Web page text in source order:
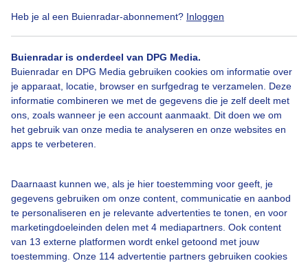
Heb je al een Buienradar-abonnement? Inloggen
Buienradar is onderdeel van DPG Media.
Buienradar en DPG Media gebruiken cookies om informatie over
je apparaat, locatie, browser en surfgedrag te verzamelen. Deze
informatie combineren we met de gegevens die je zelf deelt met
ons, zoals wanneer je een account aanmaakt. Dit doen we om
het gebruik van onze media te analyseren en onze websites en
apps te verbeteren.
Daarnaast kunnen we, als je hier toestemming voor geeft, je
gegevens gebruiken om onze content, communicatie en aanbod
te personaliseren en je relevante advertenties te tonen, en voor
marketingdoeleinden delen met 4 mediapartners. Ook content
van 13 externe platformen wordt enkel getoond met jouw
toestemming. Onze 114 advertentie partners gebruiken cookies
Bekijk slideshow
Een moment geduld aub...